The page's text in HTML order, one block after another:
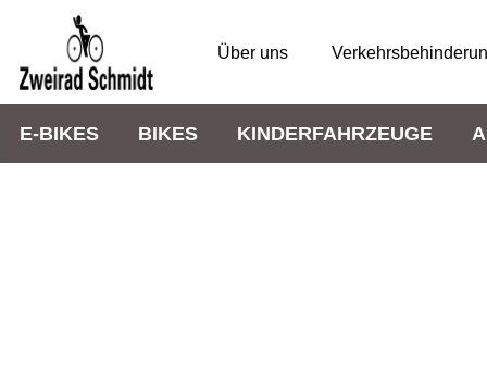
Über uns
E-BIKES BIKES KINDERFAHRZEUGE